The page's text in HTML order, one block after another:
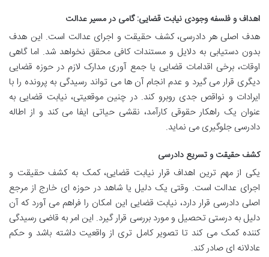
اهداف و فلسفه وجودی نیابت قضایی: گامی در مسیر عدالت
هدف اصلی هر دادرسی، کشف حقیقت و اجرای عدالت است. این هدف
بدون دستیابی به دلایل و مستندات کافی محقق نخواهد شد. اما گاهی
اوقات، برخی اقدامات قضایی یا جمع آوری مدارک لازم در حوزه قضایی
دیگری قرار می گیرد و عدم انجام آن ها می تواند رسیدگی به پرونده را با
ایرادات و نواقص جدی روبرو کند. در چنین موقعیتی، نیابت قضایی به
عنوان یک راهکار حقوقی کارآمد، نقشی حیاتی ایفا می کند و از اطاله
دادرسی جلوگیری می نماید.
کشف حقیقت و تسریع دادرسی
یکی از مهم ترین اهداف قرار نیابت قضایی، کمک به کشف حقیقت و
اجرای عدالت است. وقتی یک دلیل یا شاهد در حوزه ای خارج از مرجع
اصلی دادرسی قرار دارد، نیابت قضایی این امکان را فراهم می آورد که آن
دلیل به درستی تحصیل و مورد بررسی قرار گیرد. این امر به قاضی رسیدگی
کننده کمک می کند تا تصویر کامل تری از واقعیت داشته باشد و حکم
عادلانه ای صادر کند.